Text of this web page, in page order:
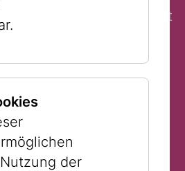
Als eine Art
Intervention lädt das
dazu ein, einen
zu erhalten, der die
unterwandert
zivile, grenzenlose
die auf gemeinsamer
der